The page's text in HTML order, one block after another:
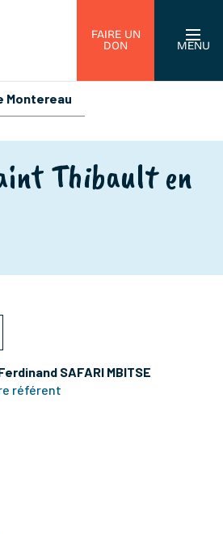
FAIRE UN
DON
MENU
Montereau
Thibault en
SAFARI MBITSE
référent